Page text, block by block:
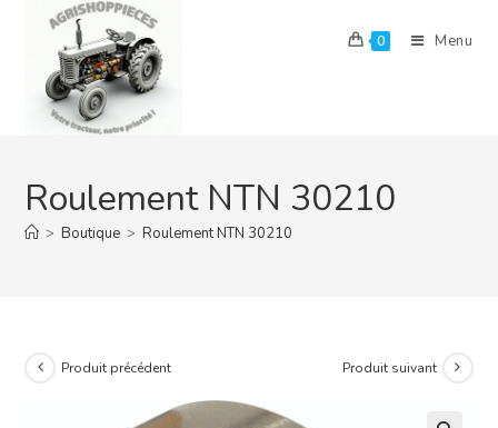
content
0 Menu
Roulement NTN 30210
> Boutique > Roulement NTN 30210
Produit précédent Produit suivant